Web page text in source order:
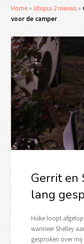
Home »Utopia 2 nieuws »
voor de camper
Gerrit en
lang
Hiske loopt
wanneer Shelley
gesproken over